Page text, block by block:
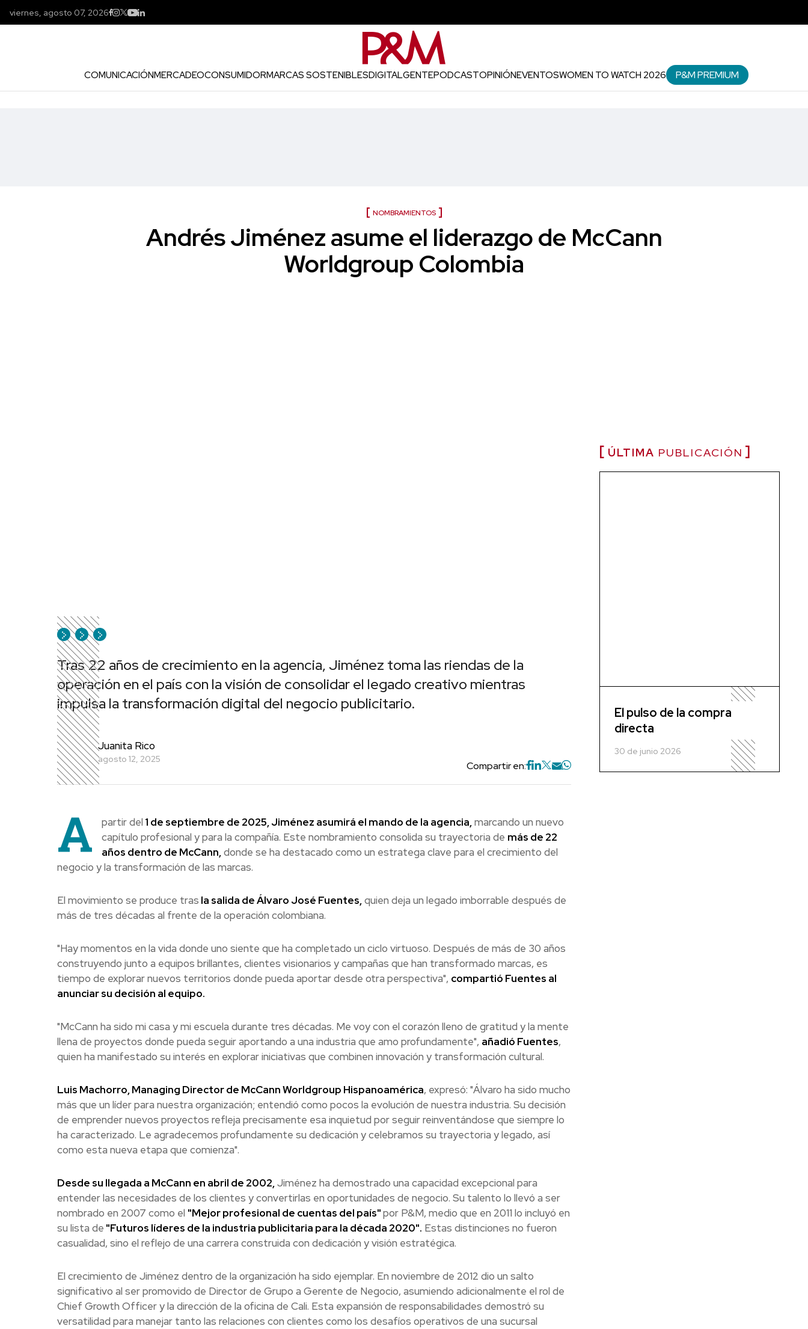
viernes, agosto 07, 2026
COMUNICACIÓNMERCADEOCONSUMIDORMARCAS SOSTENIBLESDIGITALGENTEPODCASTOPINIÓNEVENTOSWOMEN TO WATCH 2026 P&M PREMIUM
NOMBRAMIENTOS
Andrés Jiménez asume el liderazgo de McCann
Worldgroup Colombia
Tras 22 años de crecimiento en la agencia, Jiménez toma las riendas de la
operación en el país con la visión de consolidar el legado creativo mientras
impulsa la transformación digital del negocio publicitario.
Juanita Rico
agosto 12, 2025
Compartir en:
A partir del 1 de septiembre de 2025, Jiménez asumirá el mando de la agencia,marcando un nuevo
capítulo profesional y para la compañía. Este nombramiento consolida su trayectoria de más de 22
años dentro de McCann,donde se ha destacado como un estratega clave para el crecimiento del
negocio y la transformación de las marcas.
El movimiento se produce tras la salida de Álvaro José Fuentes,quien deja un legado imborrable después de
más de tres décadas al frente de la operación colombiana.
"Hay momentos en la vida donde uno siente que ha completado un ciclo virtuoso. Después de más de 30 años
construyendo junto a equipos brillantes, clientes visionarios y campañas que han transformado marcas, es
tiempo de explorar nuevos territorios donde pueda aportar desde otra perspectiva", compartió Fuentes al
anunciar su decisión al equipo.
"McCann ha sido mi casa y mi escuela durante tres décadas. Me voy con el corazón lleno de gratitud y la mente
llena de proyectos donde pueda seguir aportando a una industria que amo profundamente", añadió Fuentes,
quien ha manifestado su interés en explorar iniciativas que combinen innovación y transformación cultural.
Luis Machorro, Managing Director de McCann Worldgroup Hispanoamérica, expresó: "Álvaro ha sido mucho
más que un líder para nuestra organización; entendió como pocos la evolución de nuestra industria. Su decisión
de emprender nuevos proyectos refleja precisamente esa inquietud por seguir reinventándose que siempre lo
ha caracterizado. Le agradecemos profundamente su dedicación y celebramos su trayectoria y legado, así
como esta nueva etapa que comienza".
Desde su llegada a McCann en abril de 2002,Jiménez ha demostrado una capacidad excepcional para
entender las necesidades de los clientes y convertirlas en oportunidades de negocio. Su talento lo llevó a ser
nombrado en 2007 como el "Mejor profesional de cuentas del país"por P&M, medio que en 2011 lo incluyó en
su lista de "Futuros líderes de la industria publicitaria para la década 2020". Estas distinciones no fueron
casualidad, sino el reflejo de una carrera construida con dedicación y visión estratégica.
El crecimiento de Jiménez dentro de la organización ha sido ejemplar. En noviembre de 2012 dio un salto
significativo al ser promovido de Director de Grupo a Gerente de Negocio, asumiendo adicionalmente el rol de
Chief Growth Officer y la dirección de la oficina de Cali. Esta expansión de responsabilidades demostró su
versatilidad para manejar tanto las relaciones con clientes como los desafíos operativos de una sucursal
ÚLTIMA PUBLICACIÓN
El pulso de la compra
directa
30 de junio 2026